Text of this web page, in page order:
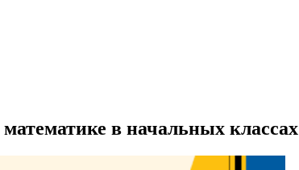
в начальных классах